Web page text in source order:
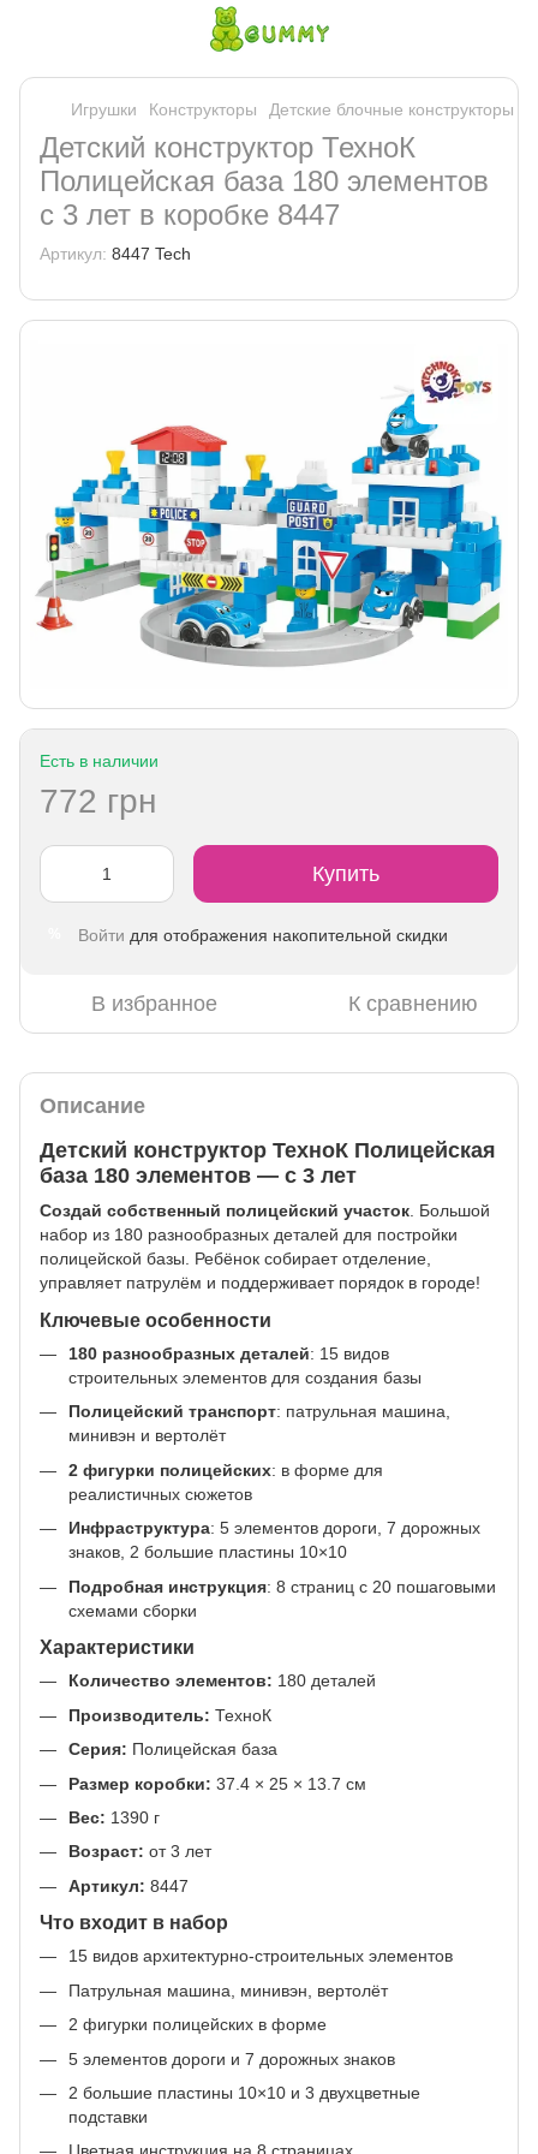
Игрушки Конструкторы Детские блочные конструкторы
Детский конструктор ТехноК
Полицейская база 180 элементов
c 3 лет в коробке 8447
Артикул: 8447 Tech
Есть в наличии
772 грн
Купить
Войти для отображения накопительной скидки
В избранное К сравнению
Описание
Детский конструктор ТехноК Полицейская
база 180 элементов — с 3 лет
Создай собственный полицейский участок . Большой
набор из 180 разнообразных деталей для постройки
полицейской базы. Ребёнок собирает отделение,
управляет патрулём и поддерживает порядок в городе!
Ключевые особенности
180 разнообразных деталей: 15 видов
строительных элементов для создания базы
Полицейский транспорт: патрульная машина,
минивэн и вертолёт
2 фигурки полицейских: в форме для
реалистичных сюжетов
Инфраструктура: 5 элементов дороги, 7 дорожных
знаков, 2 большие пластины 10×10
Подробная инструкция: 8 страниц с 20 пошаговыми
схемами сборки
Характеристики
Количество элементов: 180 деталей
Производитель: ТехноК
Серия: Полицейская база
Размер коробки: 37.4 × 25 × 13.7 см
Вес: 1390 г
Возраст: от 3 лет
Артикул: 8447
Что входит в набор
15 видов архитектурно-строительных элементов
Патрульная машина, минивэн, вертолёт
2 фигурки полицейских в форме
5 элементов дороги и 7 дорожных знаков
2 большие пластины 10×10 и 3 двухцветные
подставки